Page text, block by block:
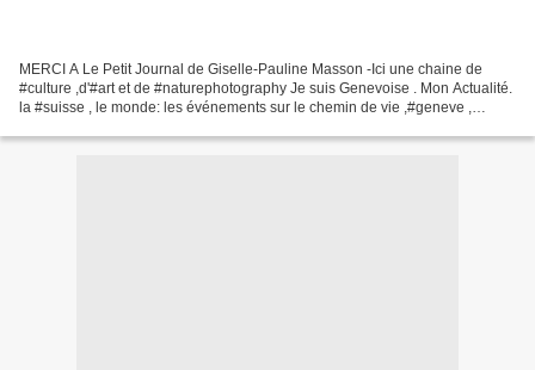
MERCI A Le Petit Journal de Giselle-Pauline Masson -Ici une chaine de
#culture ,d'#art et de #naturephotography Je suis Genevoise . Mon Actualité.
la #suisse , le monde: les événements sur le chemin de vie ,#geneve ,